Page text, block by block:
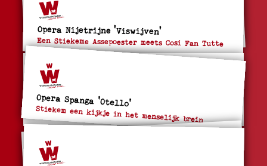
Opera Nijetrijne 'Viswijven'
Een Stiekeme Assepoester meets Cosi Fan Tutte
Opera Spanga 'Otello'
Stiekem een kijkje in het menselijk brein